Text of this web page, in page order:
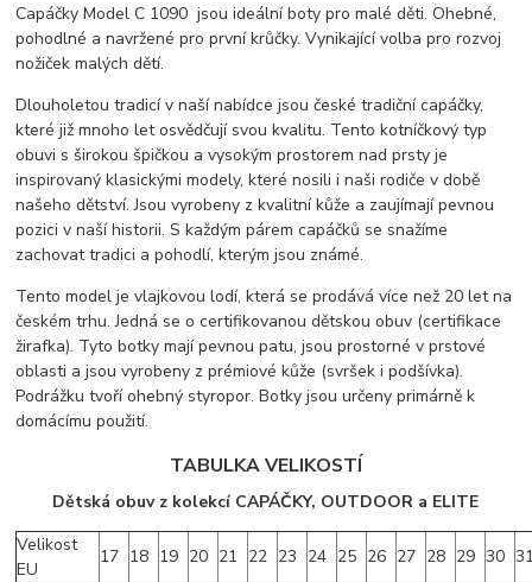
Capáčky Model C 1090 jsou ideální boty pro malé děti. Ohebné,
pohodlné a navržené pro první krůčky. Vynikající volba pro rozvoj
nožiček malých dětí.
Dlouholetou tradicí v naší nabídce jsou české tradiční capáčky,
které již mnoho let osvědčují svou kvalitu. Tento kotníčkový typ
obuvi s širokou špičkou a vysokým prostorem nad prsty je
inspirovaný klasickými modely, které nosili i naši rodiče v době
našeho dětství. Jsou vyrobeny z kvalitní kůže a zaujímají pevnou
pozici v naší historii. S každým párem capáčků se snažíme
zachovat tradici a pohodlí, kterým jsou známé.
Tento model je vlajkovou lodí, která se prodává více než 20 let na
českém trhu. Jedná se o certifikovanou dětskou obuv (certifikace
žirafka). Tyto botky mají pevnou patu, jsou prostorné v prstové
oblasti a jsou vyrobeny z prémiové kůže (svršek i podšívka).
Podrážku tvoří ohebný styropor. Botky jsou určeny primárně k
domácímu použití.
TABULKA VELIKOSTÍ
Dětská obuv z kolekcí CAPÁČKY, OUTDOOR a ELITE
Velikost
EU
17 18 19 20 21 22 23 24 25 26 27 28 29 30